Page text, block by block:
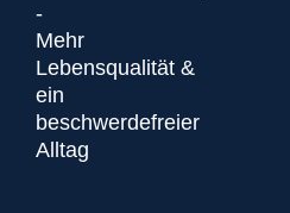
-
Mehr
Lebensqualität &
ein
beschwerdefreier
Alltag